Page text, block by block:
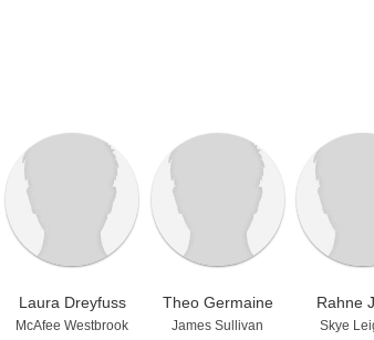
Laura Dreyfuss
McAfee Westbrook
Theo Germaine
James Sullivan
Rahne
Skye